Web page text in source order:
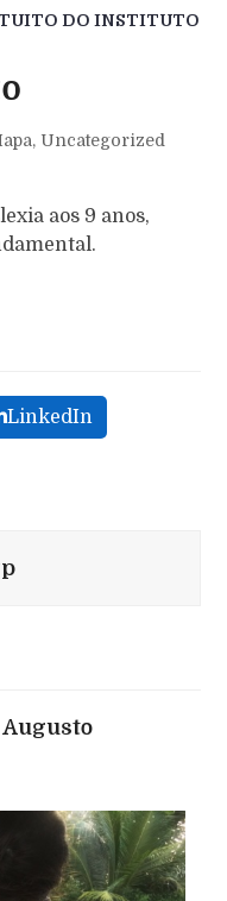
DO INSTITUTO
, Uncategorized
aos 9 anos,
LinkedIn